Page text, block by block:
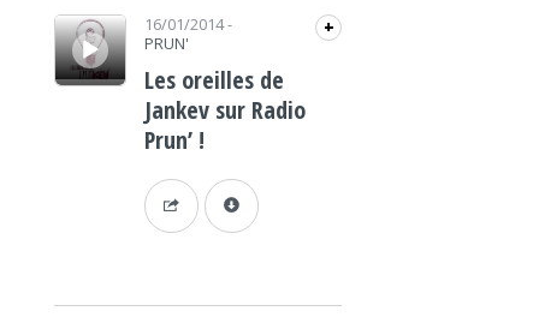
Lecteur audio 16/01/2014-
PRUN'
+
Les oreilles de
Jankev sur Radio
Prun’ !